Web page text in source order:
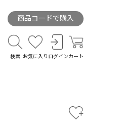
商品コードで購入
検索 お気に入り ログイン カート